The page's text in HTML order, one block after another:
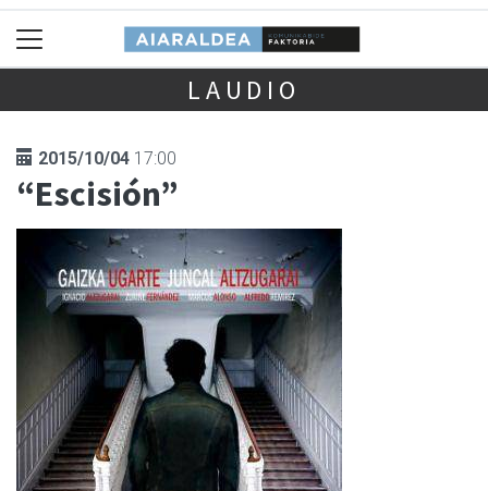
LAUDIO
2015/10/04 17:00
“Escisión”